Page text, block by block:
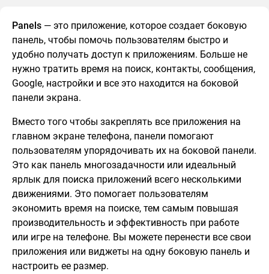
Panels — это приложение, которое создает боковую
панель, чтобы помочь пользователям быстро и
удобно получать доступ к приложениям. Больше не
нужно тратить время на поиск, контакты, сообщения,
Google, настройки и все это находится на боковой
панели экрана.
Вместо того чтобы закреплять все приложения на
главном экране телефона, панели помогают
пользователям упорядочивать их на боковой панели.
Это как панель многозадачности или идеальный
ярлык для поиска приложений всего несколькими
движениями. Это помогает пользователям
экономить время на поиске, тем самым повышая
производительность и эффективность при работе
или игре на телефоне. Вы можете перенести все свои
приложения или виджеты на одну боковую панель и
настроить ее размер.